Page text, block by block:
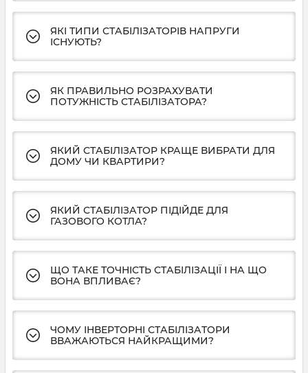
ЯКІ ТИПИ СТАБІЛІЗАТОРІВ НАПРУГИ
ІСНУЮТЬ?
ЯК ПРАВИЛЬНО РОЗРАХУВАТИ
ПОТУЖНІСТЬ СТАБІЛІЗАТОРА?
ЯКИЙ СТАБІЛІЗАТОР КРАЩЕ ВИБРАТИ ДЛЯ
ДОМУ ЧИ КВАРТИРИ?
ЯКИЙ СТАБІЛІЗАТОР ПІДІЙДЕ ДЛЯ
ГАЗОВОГО КОТЛА?
ЩО ТАКЕ ТОЧНІСТЬ СТАБІЛІЗАЦІЇ І НА ЩО
ВОНА ВПЛИВАЄ?
ЧОМУ ІНВЕРТОРНІ СТАБІЛІЗАТОРИ
ВВАЖАЮТЬСЯ НАЙКРАЩИМИ?